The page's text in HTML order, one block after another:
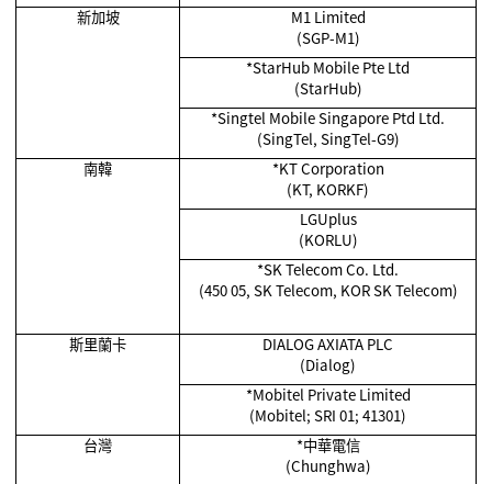
新加坡
M1 Limited
(SGP-M1)
*StarHub Mobile Pte Ltd
(StarHub)
*Singtel Mobile Singapore Ptd Ltd.
(SingTel, SingTel-G9)
南韓
*KT Corporation
(KT, KORKF)
LGUplus
(KORLU)
*SK Telecom Co. Ltd.
(450 05, SK Telecom, KOR SK Telecom)
斯里蘭卡
DIALOG AXIATA PLC
(Dialog)
*Mobitel Private Limited
(Mobitel; SRI 01; 41301)
台灣
*中華電信
(Chunghwa)